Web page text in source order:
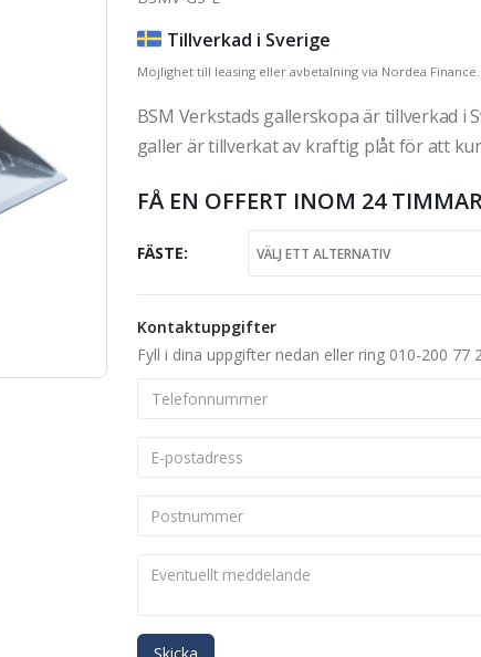
Tillverkad i Sverige
Möjlighet till leasing eller avbetalning via Nordea Finance.
BSM Verkstads gallerskopa är tillverkad i
galler är tillverkat av kraftig plåt för att
FÅ EN OFFERT INOM 24
FÄSTE
Kontaktuppgifter
Fyll i dina uppgifter nedan eller ring 010-200 77